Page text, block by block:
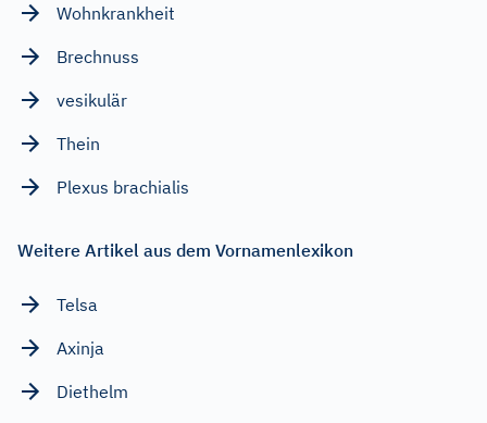
Wohnkrankheit
Brechnuss
vesikulär
Thein
Plexus brachialis
Weitere Artikel aus dem Vornamenlexikon
Telsa
Axinja
Diethelm